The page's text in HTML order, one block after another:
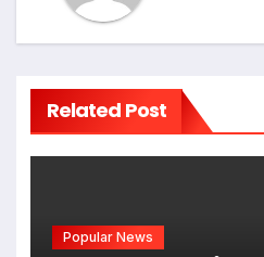
Related Post
Popular News